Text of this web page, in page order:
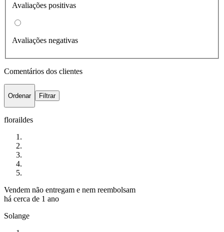
Avaliações positivas
Avaliações negativas
Comentários dos clientes
Ordenar Filtrar
floraildes
Vendem não entregam e nem reembolsam
há cerca de 1 ano
Solange